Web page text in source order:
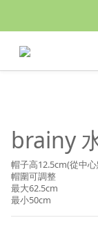
亮綠澎澎夾
brainy
帽子高12.5cm(從中
帽圍可調整
最大62.5cm
最小50cm